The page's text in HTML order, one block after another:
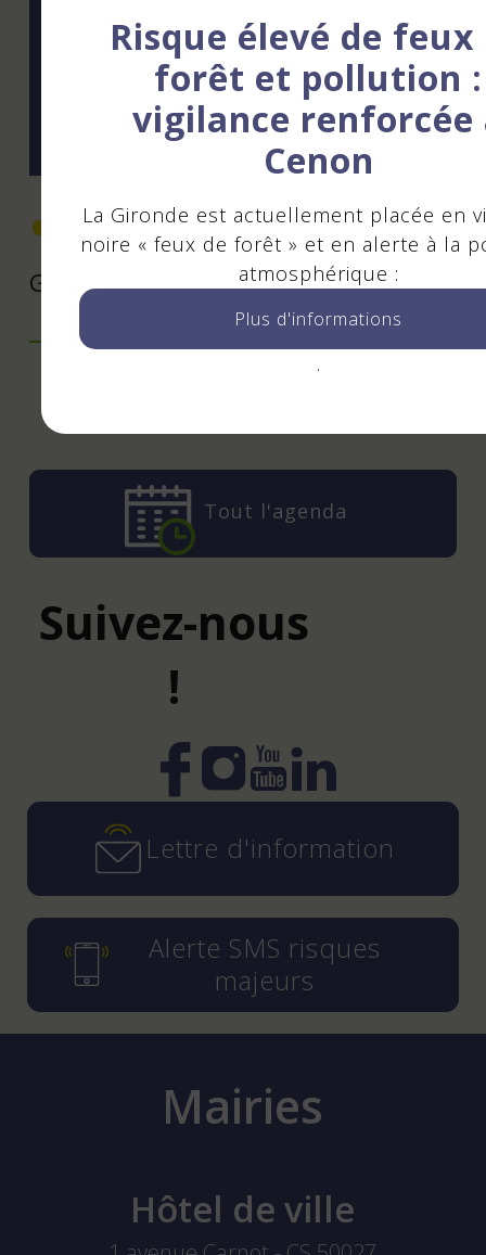
Tarifs
Gratuit
Tout l'agenda
Suivez-nous
!
Instagram
YouTube
LinkedIn
Lettre d'information
Alerte SMS risques
majeurs
Mairies
Hôtel de ville
Risque élevé de feux
forêt et pollution :
vigilance renforcée
Cenon
La Gironde est actuellement placée en
noire « feux de forêt » et en alerte à la
atmosphérique :
Plus d'informations
.